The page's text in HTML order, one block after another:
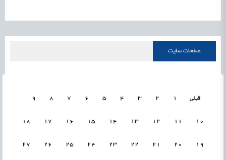
صفحات سایت
قبلی 1
2
3
4
5
6
7
8
9
10
11
12
13
14
15
16
17
18
19
20
21
22
23
24
25
26
27